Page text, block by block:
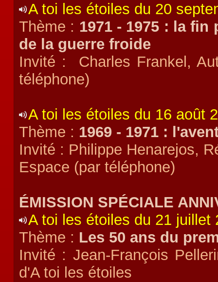
A toi les étoiles du 20
Thème : 1971 - 1975 : la
de la guerre froide
Invité : Charles Frankel,
téléphone)
A toi les étoiles du 16 août
Thème : 1969 - 1971 :
Invité : Philippe Henarejos,
Espace (par téléphone)
ÉMISSION SPÉCIALE
A toi les étoiles du 21 juillet
Thème : Les 50 ans du
Invité : Jean-François
d'A toi les étoiles